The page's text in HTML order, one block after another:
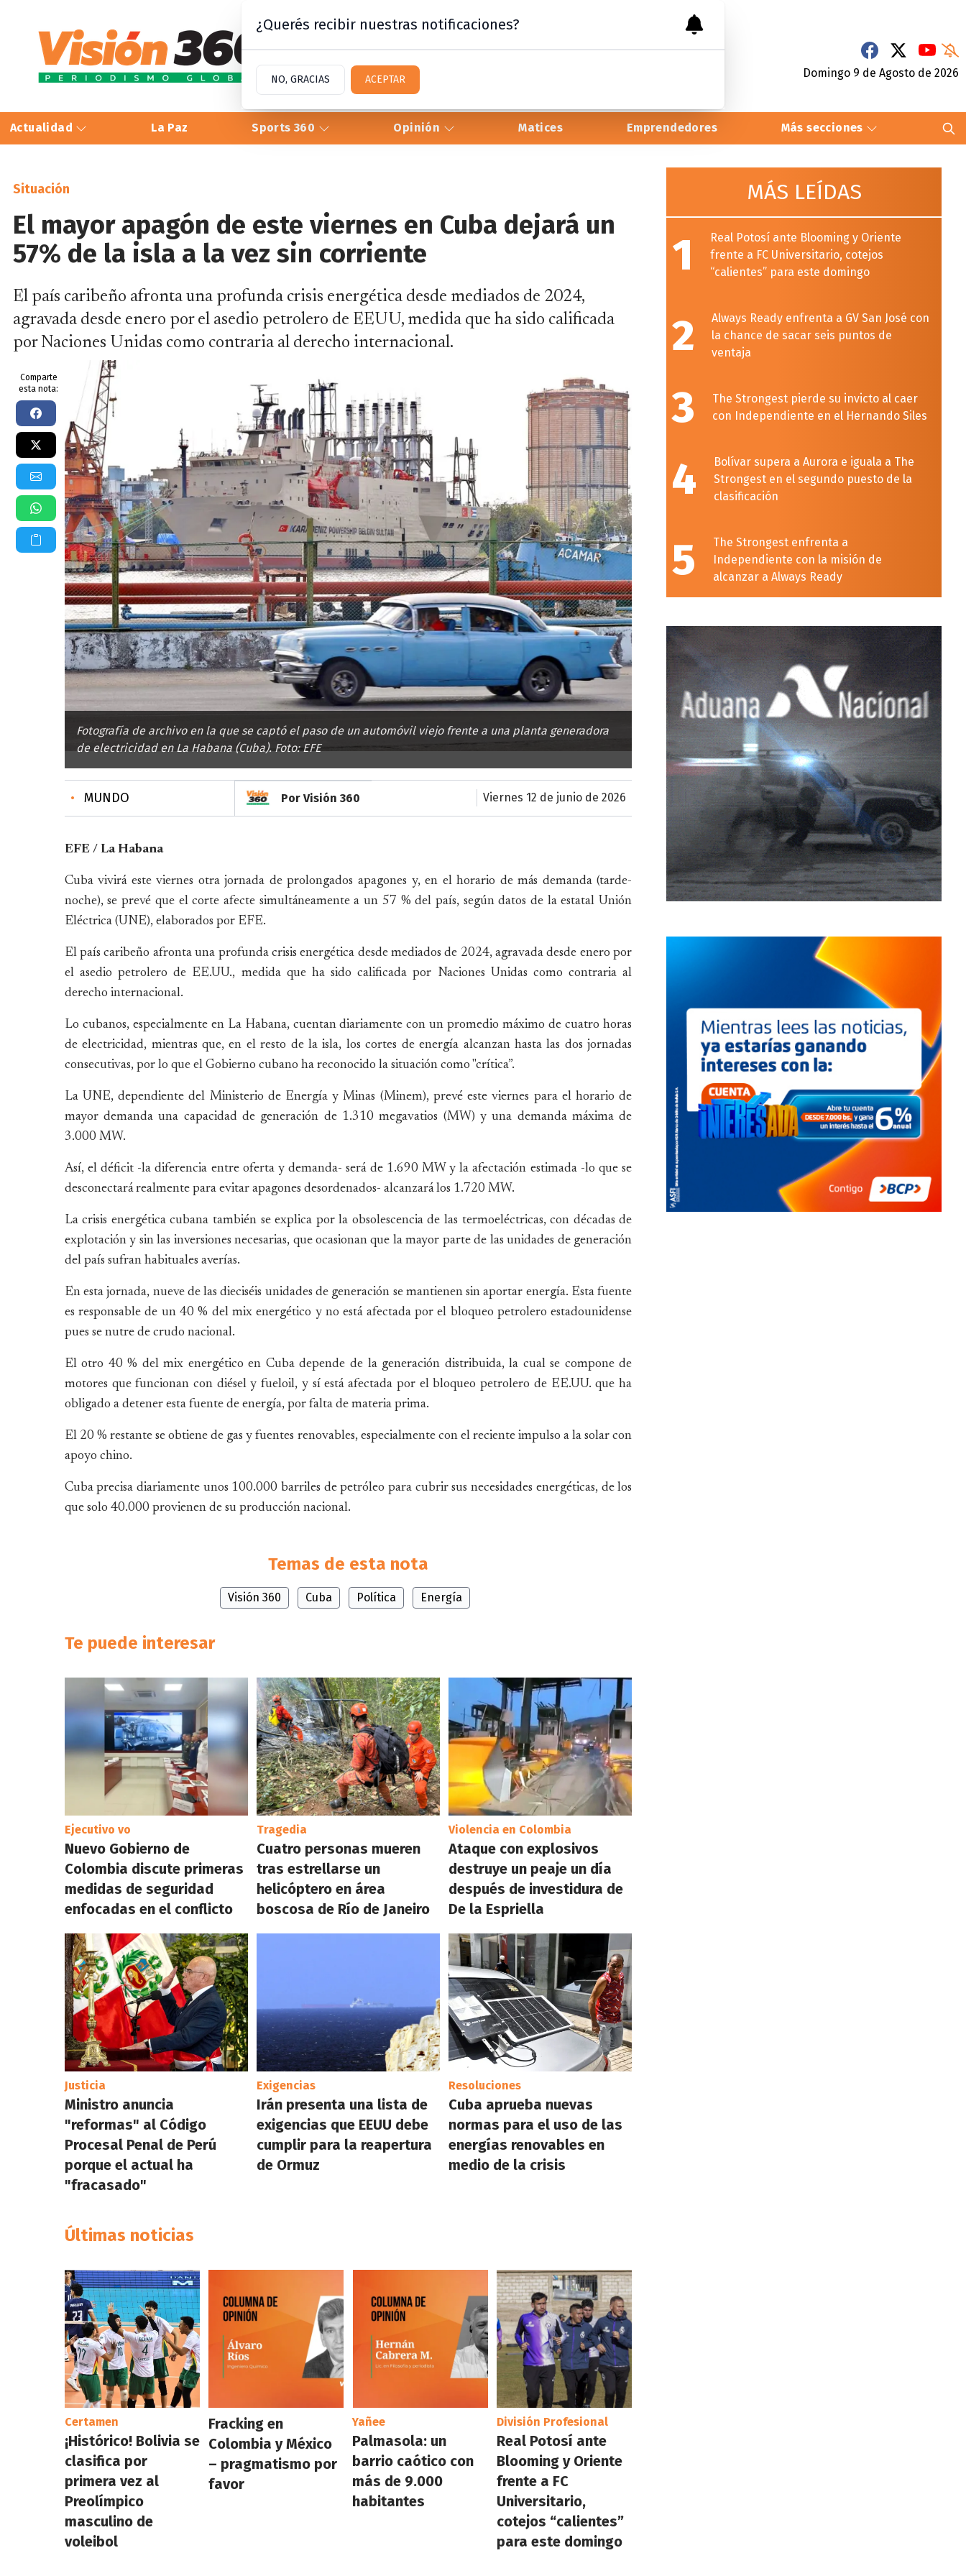
Domingo 9 de Agosto de 2026
Actualidad La Paz Sports 360 Opinión Matices Emprendedores Más secciones
Situación
El mayor apagón de este viernes en Cuba dejará un
57% de la isla a la vez sin corriente
El país caribeño afronta una profunda crisis energética desde mediados de 2024,
agravada desde enero por el asedio petrolero de EEUU, medida que ha sido calificada
por Naciones Unidas como contraria al derecho internacional.
Comparte
esta nota:
Fotografía de archivo en la que se captó el paso de un automóvil viejo frente a una planta generadora
de electricidad en La Habana (Cuba). Foto: EFE
• MUNDO Por Visión 360 viernes 12 de junio de 2026
EFE / La Habana
Cuba vivirá este viernes otra jornada de prolongados apagones y, en el horario de más demanda (tarde-
noche), se prevé que el corte afecte simultáneamente a un 57 % del país, según datos de la estatal Unión
Eléctrica (UNE), elaborados por EFE.
El país caribeño afronta una profunda crisis energética desde mediados de 2024, agravada desde enero por
el asedio petrolero de EE.UU., medida que ha sido calificada por Naciones Unidas como contraria al
derecho internacional.
Lo cubanos, especialmente en La Habana, cuentan diariamente con un promedio máximo de cuatro horas
de electricidad, mientras que, en el resto de la isla, los cortes de energía alcanzan hasta las dos jornadas
consecutivas, por lo que el Gobierno cubano ha reconocido la situación como "crítica”.
La UNE, dependiente del Ministerio de Energía y Minas (Minem), prevé este viernes para el horario de
mayor demanda una capacidad de generación de 1.310 megavatios (MW) y una demanda máxima de
3.000 MW.
Así, el déficit -la diferencia entre oferta y demanda- será de 1.690 MW y la afectación estimada -lo que se
desconectará realmente para evitar apagones desordenados- alcanzará los 1.720 MW.
La crisis energética cubana también se explica por la obsolescencia de las termoeléctricas, con décadas de
explotación y sin las inversiones necesarias, que ocasionan que la mayor parte de las unidades de generación
del país sufran habituales averías.
En esta jornada, nueve de las dieciséis unidades de generación se mantienen sin aportar energía. Esta fuente
es responsable de un 40 % del mix energético y no está afectada por el bloqueo petrolero estadounidense
pues se nutre de crudo nacional.
El otro 40 % del mix energético en Cuba depende de la generación distribuida, la cual se compone de
motores que funcionan con diésel y fueloil, y sí está afectada por el bloqueo petrolero de EE.UU. que ha
obligado a detener esta fuente de energía, por falta de materia prima.
El 20 % restante se obtiene de gas y fuentes renovables, especialmente con el reciente impulso a la solar con
apoyo chino.
Cuba precisa diariamente unos 100.000 barriles de petróleo para cubrir sus necesidades energéticas, de los
que solo 40.000 provienen de su producción nacional.
Temas de esta nota
Visión 360 Cuba Política Energía
Te puede interesar
Ejecutivo vo
Nuevo Gobierno de
Colombia discute primeras
medidas de seguridad
enfocadas en el conflicto
Tragedia
Cuatro personas mueren
tras estrellarse un
helicóptero en área
boscosa de Río de Janeiro
Violencia en Colombia
Ataque con explosivos
destruye un peaje un día
después de investidura de
De la Espriella
Justicia
Ministro anuncia
"reformas" al Código
Procesal Penal de Perú
porque el actual ha
"fracasado"
Exigencias
Irán presenta una lista de
exigencias que EEUU debe
cumplir para la reapertura
de Ormuz
Resoluciones
Cuba aprueba nuevas
normas para el uso de las
energías renovables en
medio de la crisis
Últimas noticias
Certamen
¡Histórico! Bolivia se
clasifica por
primera vez al
Preolímpico
masculino de
voleibol
Fracking en
Colombia y México
– pragmatismo por
favor
Yañee
Palmasola: un
barrio caótico con
más de 9.000
habitantes
División Profesional
Real Potosí ante
Blooming y Oriente
frente a FC
Universitario,
cotejos “calientes”
para este domingo
MÁS LEÍDAS
1
Real Potosí ante Blooming y Oriente
frente a FC Universitario, cotejos
“calientes” para este domingo
2
Always Ready enfrenta a GV San José con
la chance de sacar seis puntos de
ventaja
3
The Strongest pierde su invicto al caer
con Independiente en el Hernando Siles
4
Bolívar supera a Aurora e iguala a The
Strongest en el segundo puesto de la
clasificación
5
The Strongest enfrenta a
Independiente con la misión de
alcanzar a Always Ready
¿Querés recibir nuestras notificaciones?
NO, GRACIAS ACEPTAR